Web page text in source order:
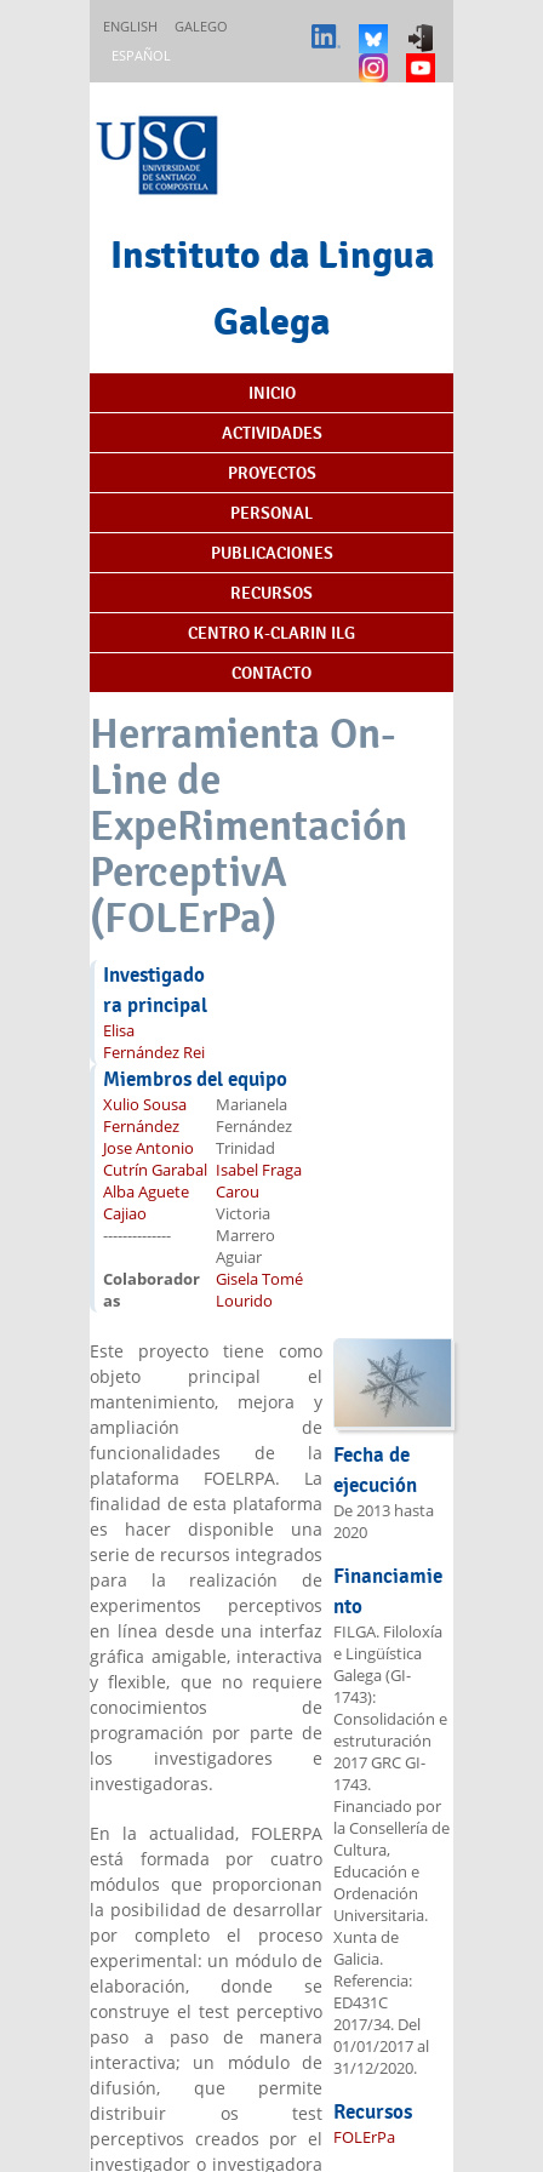
ENGLISH
GALEGO
ESPAÑOL
Instituto da Lingua
Galega
Índice de contenidos
INICIO
ACTIVIDADES
PROYECTOS
PERSONAL
PUBLICACIONES
RECURSOS
CENTRO K-CLARIN ILG
CONTACTO
Herramienta On-
Line de
ExpeRimentación
PerceptivA
(FOLErPa)
Investigado
ra principal
Elisa
Fernández Rei
Miembros del equipo
Xulio Sousa
Fernández
Jose Antonio
Cutrín Garabal
Alba Aguete
Cajiao
--------------
Colaborador
as
Marianela
Fernández
Trinidad
Isabel Fraga
Carou
Victoria
Marrero
Aguiar
Gisela Tomé
Lourido
Este proyecto tiene como
objeto principal el
mantenimiento, mejora y
ampliación de
funcionalidades de la
plataforma FOELRPA. La
finalidad de esta plataforma
es hacer disponible una
serie de recursos integrados
para la realización de
experimentos perceptivos
en línea desde una interfaz
gráfica amigable, interactiva
y flexible, que no requiere
conocimientos de
programación por parte de
los investigadores e
investigadoras.
En la actualidad, FOLERPA
está formada por cuatro
módulos que proporcionan
la posibilidad de desarrollar
por completo el proceso
experimental: un módulo de
elaboración, donde se
construye el test perceptivo
paso a paso de manera
interactiva; un módulo de
difusión, que permite
distribuir os test
perceptivos creados por el
investigador o investigadora
Fecha de
ejecución
De2013 hasta
2020
Financiamie
nto
FILGA. Filoloxía
e Lingüística
Galega (GI-
1743):
Consolidación e
estruturación
2017 GRC GI-
1743.
Financiado por
la Consellería de
Cultura,
Educación e
Ordenación
Universitaria.
Xunta de
Galicia.
Referencia:
ED431C
2017/34. Del
01/01/2017 al
31/12/2020.
Recursos
FOLErPa